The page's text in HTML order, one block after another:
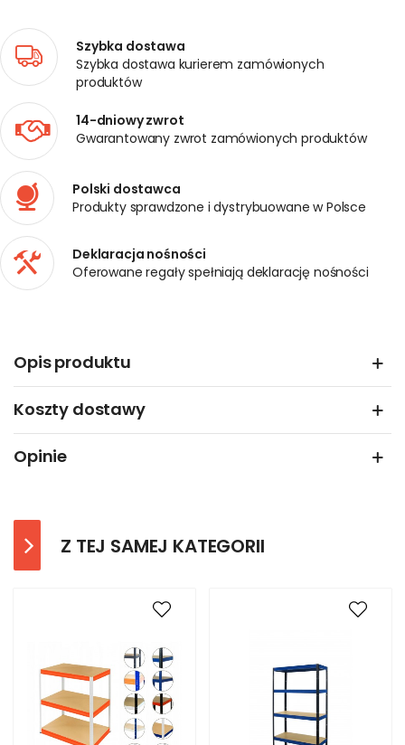
Szybka dostawa
Szybka dostawa kurierem zamówionych
produktów
14-dniowy zwrot
Gwarantowany zwrot zamówionych produktów
Polski dostawca
Produkty sprawdzone i dystrybuowane w Polsce
Deklaracja nośności
Oferowane regały spełniają deklarację nośności
Opis produktu
Koszty dostawy
Opinie
Z TEJ SAMEJ KATEGORII